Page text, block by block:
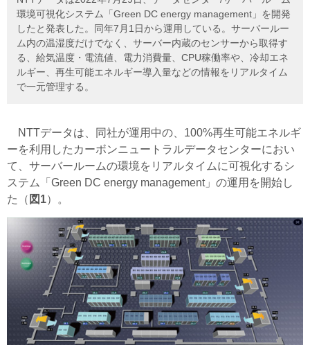
環境可視化システム「Green DC energy management」を開発
したと発表した。同年7月1日から運用している。サーバールー
ム内の温湿度だけでなく、サーバー内蔵のセンサーから取得す
る、給気温度・電流値、電力消費量、CPU稼働率や、冷却エネ
ルギー、再生可能エネルギー導入量などの情報をリアルタイム
で一元管理する。
NTTデータは、同社が運用中の、100%再生可能エネルギ
ーを利用したカーボンニュートラルデータセンターにおい
て、サーバールームの環境をリアルタイムに可視化するシ
ステム「Green DC energy management」の運用を開始し
た（ 図1）。